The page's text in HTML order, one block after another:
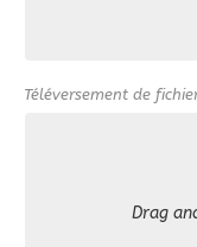
Téléversement de
Drag